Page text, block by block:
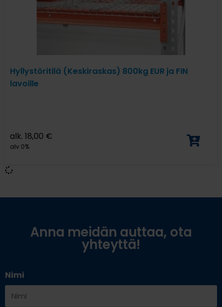
Hyllystöritilä (Keskiraskas) 800kg EUR ja FIN
lavoille
alk. 18,00 €
alv 0%
Anna meidän auttaa, ota
yhteyttä!
Nimi